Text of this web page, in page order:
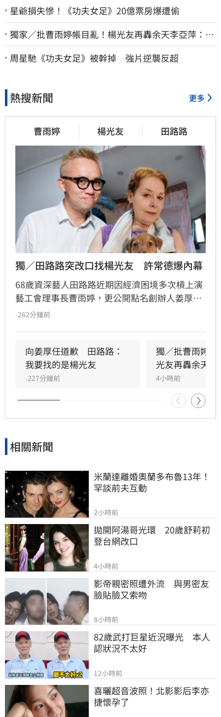
星爺損失慘！《功夫女足》20億票房爆遭偷
獨家／批曹雨婷帳目亂！楊光友再轟余天李亞萍：他
們工會跟演藝圈沒關
周星馳《功夫女足》被幹掉 強片逆襲反超
熱搜新聞 更多
曹雨婷 楊光友 田路路
獨／田路路突改口找楊光友　許常德爆內幕
68歲資深藝人田路路近期因經濟困境多次槓上演
藝工會理事長曹雨婷，更公開點名創辦人姜厚任
出面，事後卻發文坦言搞錯對象，真正想找的是
德出面緩頰，建議田路路應先安頓好生活，並提
議透過口述歷史記錄資深藝人的故事。許常德同
時批評現任理事長曹雨婷不應神隱，呼籲工會應
展現具體作為照顧資深藝人，而非僅提供勞健保
功能。整起事件引發關注，田路路則強調目前先
處理身體狀況，後續發展仍待觀察。
-262分鐘前
向姜厚任道歉　田路路：
我要找的是楊光友
-227分鐘前
獨／批曹雨婷
光友再轟余天工
4小時前
相關新聞
米蘭達離婚奧蘭多布魯13年！
罕談前夫互動
2小時前
拋開阿湯哥光環　20歲舒莉初
登台網改口
4小時前
影帝親密照遭外流　與男密友
臉貼臉又索吻
8小時前
82歲武打巨星近況曝光　本人
認狀況不太好
12小時前
喜曬超音波照！北影影后李亦
捷懷孕了